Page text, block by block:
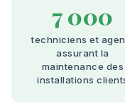
7 000
techniciens et
assurant la
maintenance des
installations